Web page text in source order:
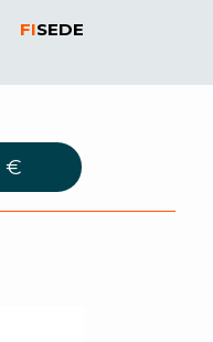
FISEDE
€